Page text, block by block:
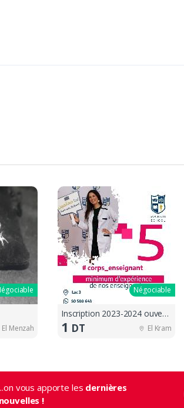
El Menzah
Négociable
Inscription 2023-2024 ouvertes !!
1 DT El Kram
vous apporte les dernières
nouvelles !